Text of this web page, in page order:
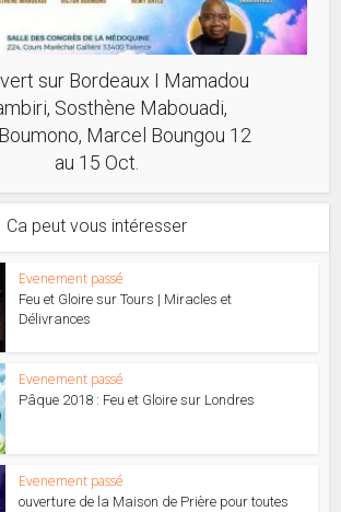
sur Bordeaux I Mamadou
Sosthène Mabouadi,
Marcel Boungou 12
au 15 Oct.
Ca peut vous intéresser
Evenement passé
Feu et Gloire sur Tours | Miracles et
Délivrances
Evenement passé
Pâque 2018 : Feu et Gloire sur Londres
Evenement passé
ouverture de la Maison de Prière pour toutes